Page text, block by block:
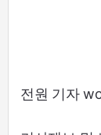
전원 기자